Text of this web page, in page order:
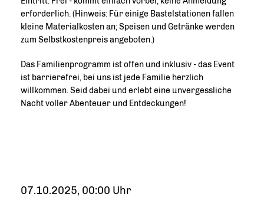
erforderlich. (Hinweis: Für einige Bastelstationen fallen
kleine Materialkosten an; Speisen und Getränke werden
zum Selbstkostenpreis angeboten.)
Das Familienprogramm ist offen und inklusiv - das Event
ist barrierefrei, bei uns ist jede Familie herzlich
willkommen. Seid dabei und erlebt eine unvergessliche
Nacht voller Abenteuer und Entdeckungen!
07.10.2025, 00:00 Uhr